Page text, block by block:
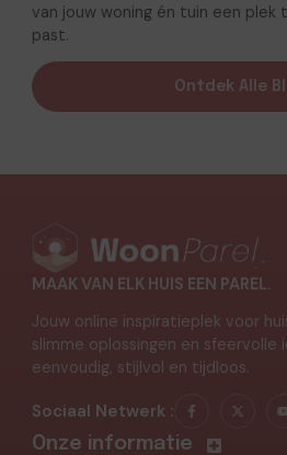
van jouw woning én tuin een plek
past.
Ontdek Alle
MAAK VAN ELK HUIS EEN PAREL.
Jouw online inspiratieplek voor
slimme oplossingen en sfeervolle
eenvoudig, stijlvol en tijdloos.
Sociaal Netwerk :
Onze informatie